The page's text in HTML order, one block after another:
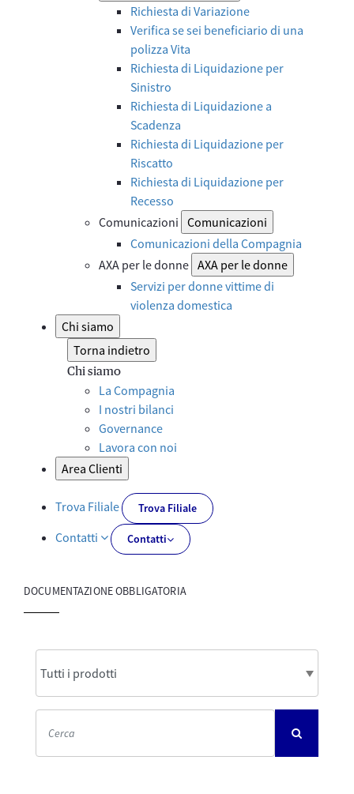
Richiesta di Variazione
Verifica se sei beneficiario di una
polizza Vita
Richiesta di Liquidazione per
Sinistro
Richiesta di Liquidazione a
Scadenza
Richiesta di Liquidazione per
Riscatto
Richiesta di Liquidazione per
Recesso
Comunicazioni Comunicazioni
Comunicazioni della Compagnia
AXA per le donne AXA per le donne
Servizi per donne vittime di
violenza domestica
Chi siamo
Torna indietro
Chi siamo
La Compagnia
I nostri bilanci
Governance
Lavora con noi
Area Clienti
Trova Filiale Trova Filiale
Contatti Contatti
DOCUMENTAZIONE OBBLIGATORIA